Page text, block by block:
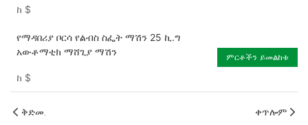
ከ $
የማዳበሪያ ቦርሳ የልብስ ስፌት ማሽን 25 ኪ.ግ
አውቶማቲክ ማሸጊያ ማሽን
ከ $
ምርቶችን ይመልከቱ
ቅድመ. ቀጥሎም